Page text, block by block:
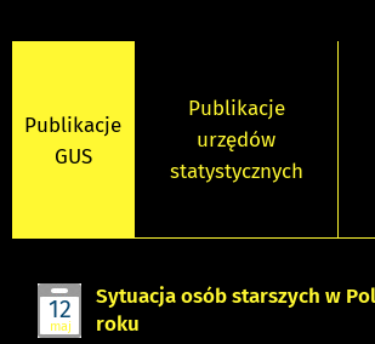
Publikacje
GUS
Publikacje
urzędów
statystycznych
12
maj
Sytuacja osób starszych w
roku